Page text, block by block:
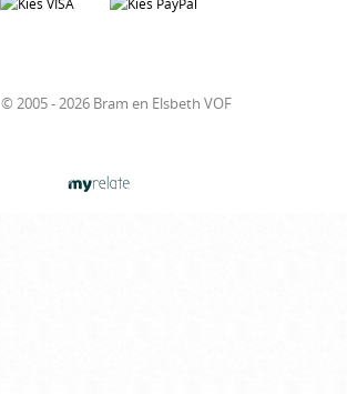
© 2005 - 2026 Bram en Elsbeth VOF